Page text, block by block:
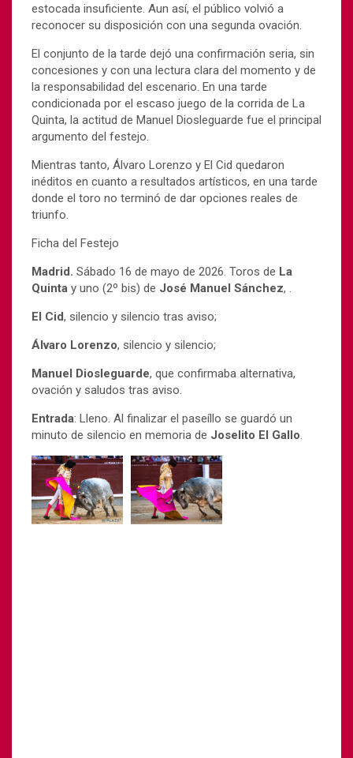
estocada insuficiente. Aun así, el público volvió a
reconocer su disposición con una segunda ovación.
El conjunto de la tarde dejó una confirmación seria, sin
concesiones y con una lectura clara del momento y de
la responsabilidad del escenario. En una tarde
condicionada por el escaso juego de la corrida de La
Quinta, la actitud de Manuel Diosleguarde fue el principal
argumento del festejo.
Mientras tanto, Álvaro Lorenzo y El Cid quedaron
inéditos en cuanto a resultados artísticos, en una tarde
donde el toro no terminó de dar opciones reales de
triunfo.
Ficha del Festejo
Madrid. Sábado 16 de mayo de 2026. Toros de La
Quinta y uno (2º bis) de José Manuel Sánchez, .
El Cid, silencio y silencio tras aviso;
Álvaro Lorenzo, silencio y silencio;
Manuel Diosleguarde, que confirmaba alternativa,
ovación y saludos tras aviso.
Entrada: Lleno. Al finalizar el paseíllo se guardó un
minuto de silencio en memoria de Joselito El Gallo.